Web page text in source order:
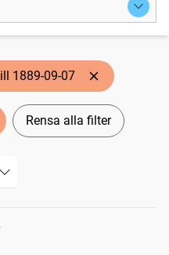
1889-09-07
Rensa alla filter